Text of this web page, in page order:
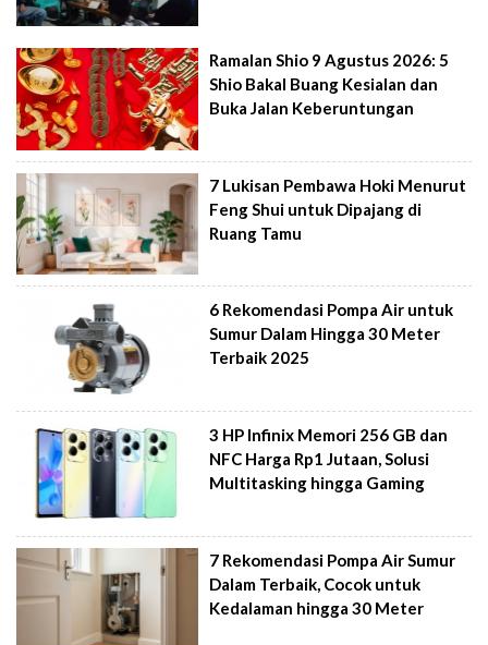
Ramalan Shio 9 Agustus 2026: 5
Shio Bakal Buang Kesialan dan
Buka Jalan Keberuntungan
7 Lukisan Pembawa Hoki Menurut
Feng Shui untuk Dipajang di
Ruang Tamu
6 Rekomendasi Pompa Air untuk
Sumur Dalam Hingga 30 Meter
Terbaik 2025
3 HP Infinix Memori 256 GB dan
NFC Harga Rp1 Jutaan, Solusi
Multitasking hingga Gaming
7 Rekomendasi Pompa Air Sumur
Dalam Terbaik, Cocok untuk
Kedalaman hingga 30 Meter